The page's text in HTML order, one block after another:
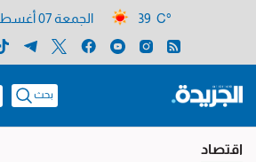
39 C° الجمعة 07 أغسطس 2026
بحث
اقتصاد